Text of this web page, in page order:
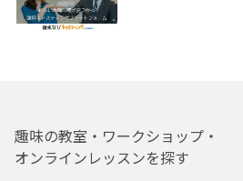
趣味の教室・ワークショップ・
オンラインレッスンを探す